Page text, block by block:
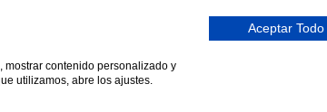
Protección de datosDeclaración de accesibilidad
Horinteg
mostrar contenido personalizado y
utilizamos, abre los ajustes.
Aceptar Todo